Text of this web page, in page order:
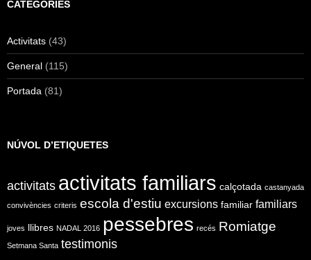
CATEGORIES
Activitats (43)
General (115)
Portada (81)
NÚVOL D’ETIQUETES
activitats activitats familiars calçotada castanyada
convivències criteris escola d'estiu excursions familiar familiars
joves llibres NADAL 2016 pessebres recés Romiatge
Setmana Santa testimonis